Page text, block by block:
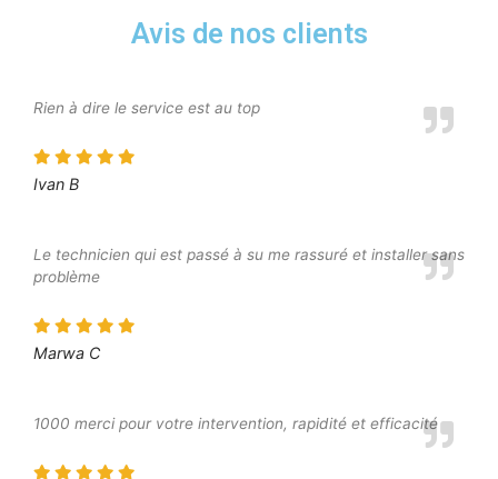
Avis de nos clients
Rien à dire le service est au top
Ivan B
Le technicien qui est passé à su me rassuré et installer sans
problème
Marwa C
1000 merci pour votre intervention, rapidité et efficacité